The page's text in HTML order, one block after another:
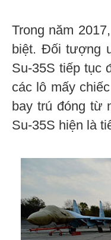
Trong năm
biệt. Đối tượng
Su-35S tiếp tục
các lô mấy
bay trú đóng từ
Su-35S hiện là